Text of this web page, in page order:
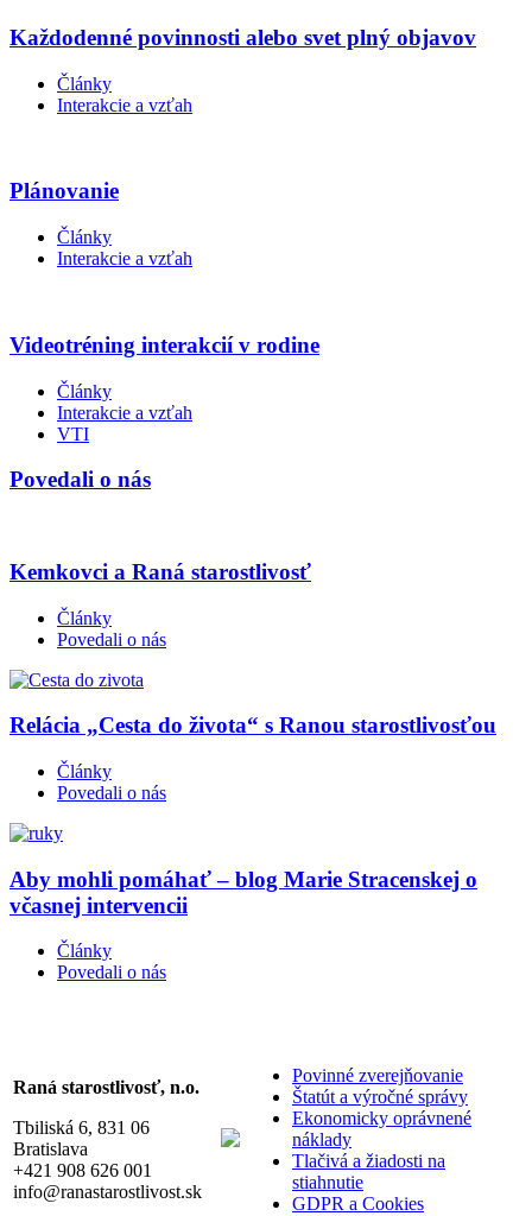
Každodenné povinnosti alebo svet plný objavov
Články
Interakcie a vzťah
Plánovanie
Články
Interakcie a vzťah
Videotréning interakcií v rodine
Články
Interakcie a vzťah
VTI
Povedali o nás
Kemkovci a Raná starostlivosť
Články
Povedali o nás
Relácia „Cesta do života“ s Ranou starostlivosťou
Články
Povedali o nás
Aby mohli pomáhať – blog Marie Stracenskej o
včasnej intervencii
Články
Povedali o nás
Raná starostlivosť, n.o.
Tbiliská 6, 831 06
Bratislava
+421 908 626 001
info@ranastarostlivost.sk
Povinné zverejňovanie
Štatút a výročné správy
Ekonomicky oprávnené
náklady
Tlačivá a žiadosti na
stiahnutie
GDPR a Cookies